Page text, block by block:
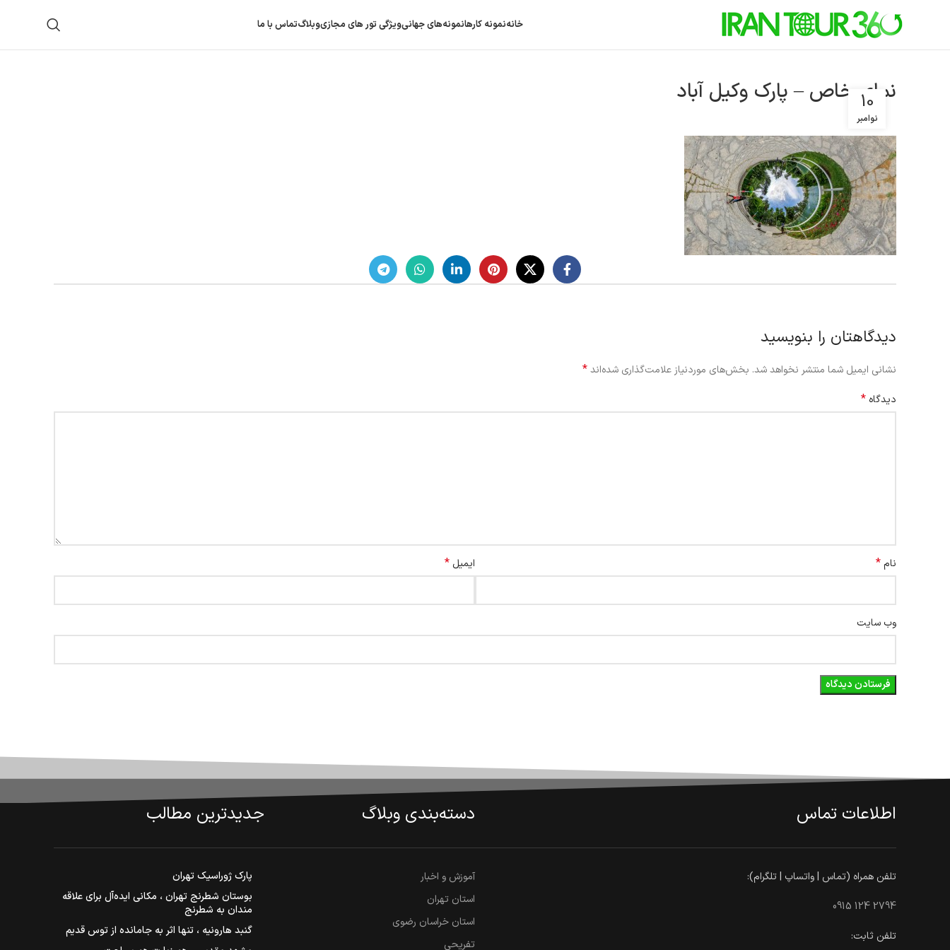
خانهنمونه کارهانمونه‌های جهانیویژگی‌ تور های مجازیوبلاگتماس با ما
نمای خاص – پارک وکیل آباد
10
نوامبر
دیدگاهتان را بنویسید
نشانی ایمیل شما منتشر نخواهد شد. بخش‌های موردنیاز علامت‌گذاری شده‌اند*
دیدگاه *
نام* ایمیل *
وب‌ سایت
اطلاعات تماس
تلفن همراه (تماس | واتساپ | تلگرام):
0915 124 2794
تلفن ثابت:
دسته‌بندی وبلاگ
آموزش و اخبار
استان تهران
استان خراسان رضوی
تفریحی
جدیدترین مطالب
پارک ژوراسیک تهران
بوستان شطرنج تهران ، مکانی ایده‌آل برای علاقه
مندان به شطرنج
گنبد هارونیه ، تنها اثر به جامانده از توس قدیم